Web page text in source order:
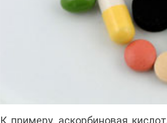
К примеру, аскорбиновая